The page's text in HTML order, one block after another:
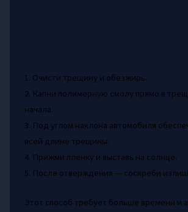
1. Очисти трещину и обезжирь.
2. Капни полимерную смолу прямо в
начала.
3. Под углом наклона автомобиля
всей длине трещины.
4. Прижми пленку и выставь на солнце.
5. После отверждения — соскреби
Этот способ требует больше времени и